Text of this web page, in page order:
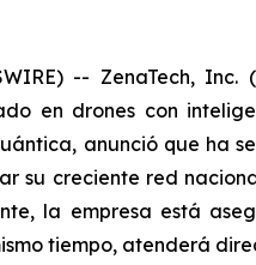
-- ZenaTech, Inc.
en drones con
anunció que ha
su creciente red
la empresa está
tiempo, atenderá